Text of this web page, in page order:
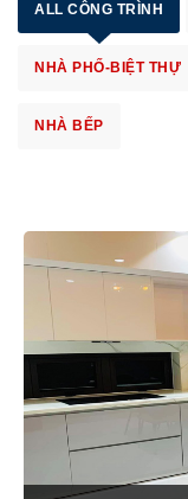
ALL CÔNG TRÌNH
NHÀ PHỐ-BIỆT THỰ
NHÀ BẾP